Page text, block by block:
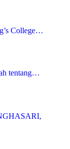
College…
tentang…